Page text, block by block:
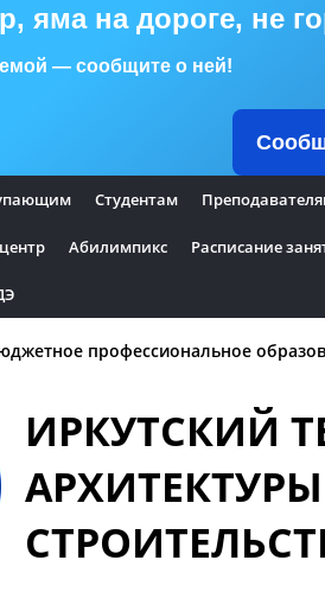
яма на дороге, не
— сообщите о ней!
Студентам
Абилимпикс Расписание
профессиональное
ИРКУТСКИЙ